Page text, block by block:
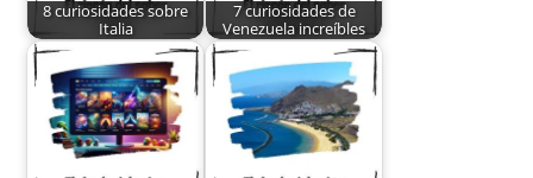
8 curiosidades sobre
Italia
7 curiosidades de
Venezuela increíbles